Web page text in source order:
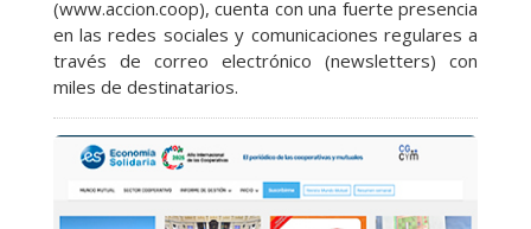
(www.accion.coop), cuenta con una fuerte presencia
en las redes sociales y comunicaciones regulares a
través de correo electrónico (newsletters) con
miles de destinatarios.